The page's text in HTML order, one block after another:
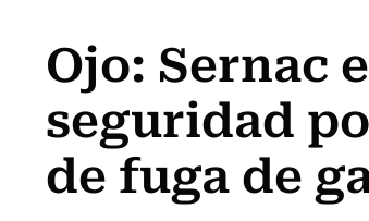
Ojo: Sernac
seguridad
de fuga de